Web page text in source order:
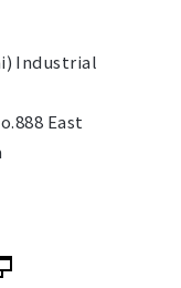
Industrial
East